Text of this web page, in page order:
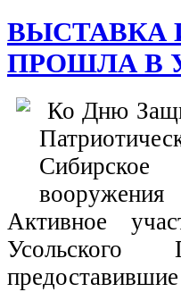
ВЫСТАВКА
ПРОШЛА В
Ко Дню
Активное
Усольского